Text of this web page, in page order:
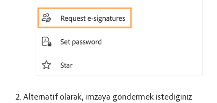
Alternatif olarak, imzaya göndermek istediğiniz